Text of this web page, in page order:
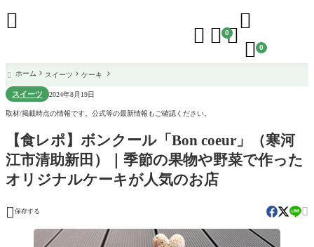
  0

 0

 ホーム スイーツ ケーキ
スイーツ 2024年8月19日
取材/掲載時点の情報です。公式等の最新情報もご確認ください。
【食レポ】ボンクール「Bon coeur」（寒河
江市清助新田）｜季節の果物や野菜で作った
オリジナルケーキが人気のお店
 保存する 